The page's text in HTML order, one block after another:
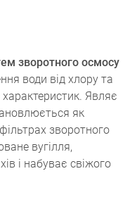
зворотного осмосу
води від хлору та
Являє
як
зворотного
вугілля,
і набуває свіжого